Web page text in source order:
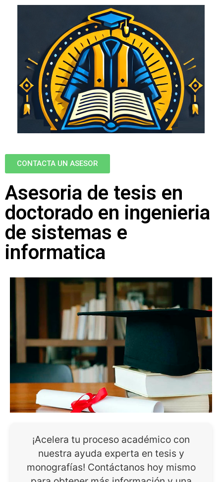
CONTACTA UN ASESOR
Asesoria de tesis en
doctorado en ingenieria
de sistemas e
informatica
¡Acelera tu proceso académico con
nuestra ayuda experta en tesis y
monografías! Contáctanos hoy mismo